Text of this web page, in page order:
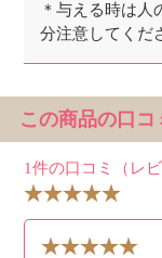
＊与える時は人
分注意してくだ
この商品の口コ
1件の口コミ（レ